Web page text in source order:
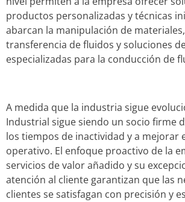
productos personalizadas y técnicas
abarcan la manipulación de
transferencia de fluidos y soluciones
especializadas para la conducción de
A medida que la industria sigue
Industrial sigue siendo un socio firme
los tiempos de inactividad y a mejorar
operativo. El enfoque proactivo de la
servicios de valor añadido y su
atención al cliente garantizan que las
clientes se satisfagan con precisión y